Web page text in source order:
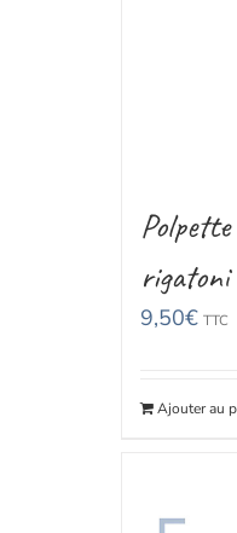
rigatoni
9,50€ TTC
Ajouter au